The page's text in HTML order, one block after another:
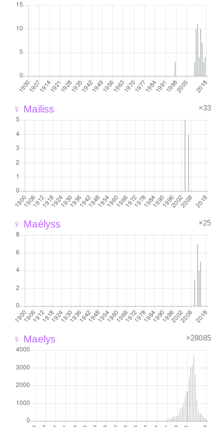
♀ Mailiss ×33
♀ Maélyss ×25
♀ Maelys ×28085